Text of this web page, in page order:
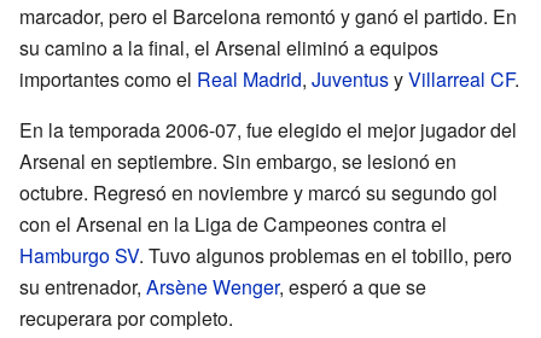
marcador, pero el Barcelona remontó y ganó el partido. En
su camino a la final, el Arsenal eliminó a equipos
importantes como el Real Madrid, JuventusyVillarreal CF.
En la temporada 2006-07, fue elegido el mejor jugador del
Arsenal en septiembre. Sin embargo, se lesionó en
octubre. Regresó en noviembre y marcó su segundo gol
con el Arsenal en la Liga de Campeones contra el
Hamburgo SV. Tuvo algunos problemas en el tobillo, pero
su entrenador, Arsène Wenger, esperó a que se
recuperara por completo.